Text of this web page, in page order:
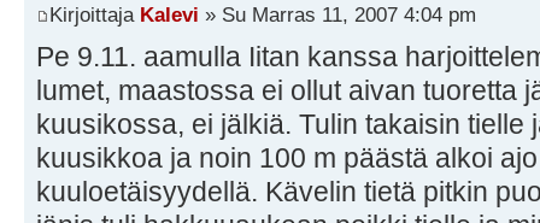
Kirjoittaja Kalevi » Su Marras 11, 2007 4:04 pm
Pe 9.11. aamulla Iitan kanssa
lumet, maastossa ei ollut aivan tuoretta
kuusikossa, ei jälkiä. Tulin takaisin tielle
kuusikkoa ja noin 100 m päästä alkoi
kuuloetäisyydellä. Kävelin tietä pitkin